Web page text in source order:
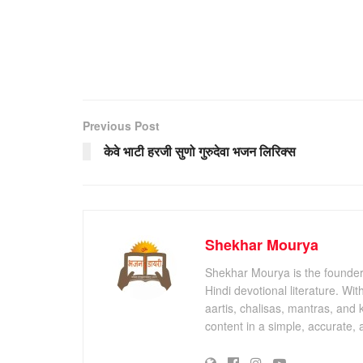
Previous Post
केवे भाटी हरजी सुणो गुरुदेवा भजन लिरिक्स
Shekhar Mourya
Shekhar Mourya is the
Hindi devotional literature.
aartis, chalisas, mantras, and
content in a simple, accurate,